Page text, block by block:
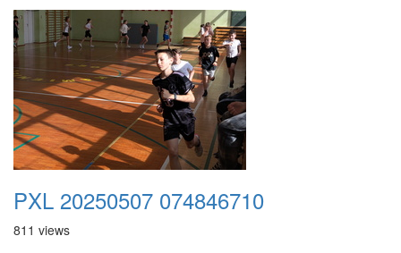
PXL 20250507 074846710
811 views